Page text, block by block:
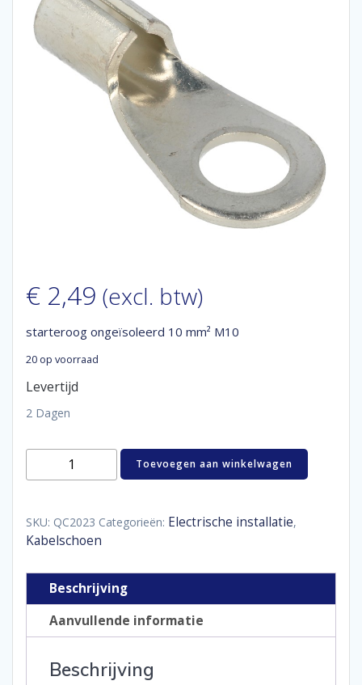
€ 2,49 (excl. btw)
starteroog ongeïsoleerd 10 mm² M10
20 op voorraad
Levertijd
2 Dagen
starteroog
ongeïsoleerd
M10
aantal
Toevoegen aan winkelwagen
SKU: QC2023 Categorieën: Electrische installatie,
Kabelschoen
Beschrijving
Aanvullende informatie
Beschrijving